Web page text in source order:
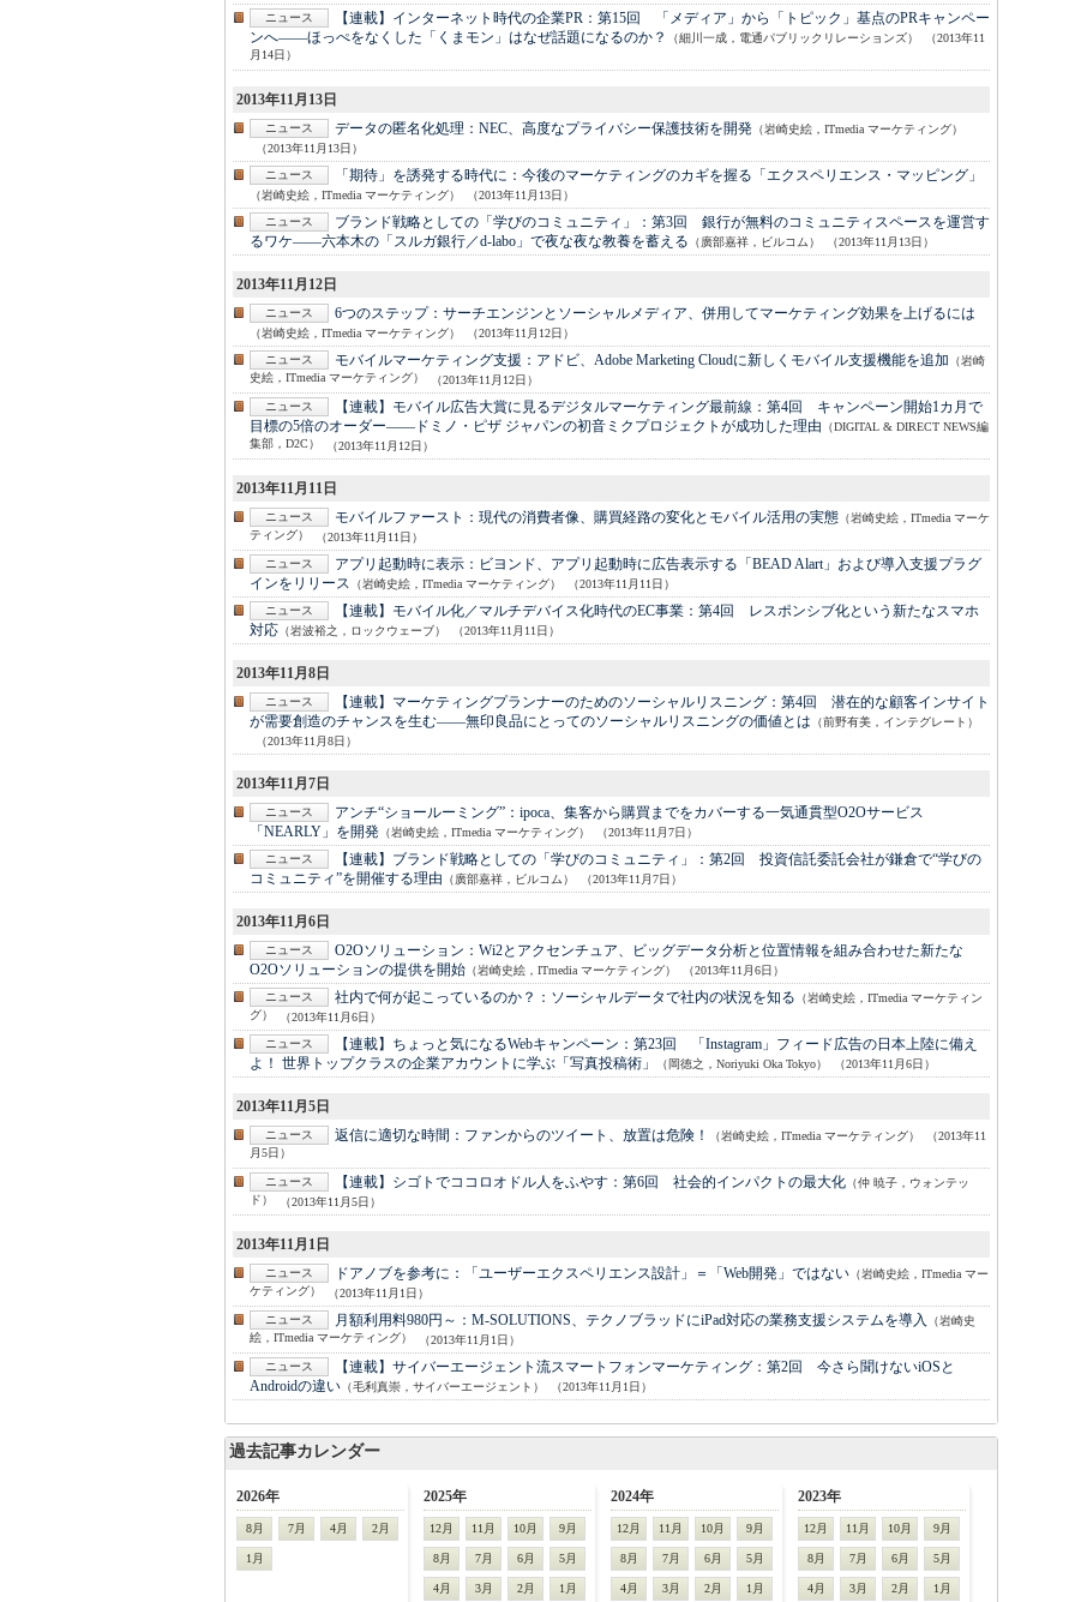
ニュース
【連載】インターネット時代の企業PR： 第15回 「メディア」から「トピック」基点のPRキャンペー
ンへ――ほっぺをなくした「くまモン」はなぜ話題になるのか？
（細川一成，電通パブリックリレーションズ） （2013年11
月14日）
2013年11月13日
ニュース データの匿名化処理： NEC、高度なプライバシー保護技術を開発 （岩崎史絵，ITmedia マーケティング）
（2013年11月13日）
ニュース
「期待」を誘発する時代に： 今後のマーケティングのカギを握る「エクスペリエンス・マッピング」
（岩崎史絵，ITmedia マーケティング）
（2013年11月13日）
ニュース
ブランド戦略としての「学びのコミュニティ」： 第3回 銀行が無料のコミュニティスペースを運営す
るワケ――六本木の「スルガ銀行／d-labo」で夜な夜な教養を蓄える （廣部嘉祥，ビルコム） （2013年11月13日）
2013年11月12日
ニュース 6つのステップ： サーチエンジンとソーシャルメディア、併用してマーケティング効果を上げるには
（岩崎史絵，ITmedia マーケティング）
（2013年11月12日）
ニュース
モバイルマーケティング支援： アドビ、Adobe Marketing Cloudに新しくモバイル支援機能を追加 （岩崎
史絵，ITmedia マーケティング）
（2013年11月12日）
ニュース
【連載】モバイル広告大賞に見るデジタルマーケティング最前線： 第4回 キャンペーン開始1カ月で
目標の5倍のオーダー――ドミノ・ピザ ジャパンの初音ミクプロジェクトが成功した理由 （DIGITAL & DIRECT NEWS編
集部，D2C） （2013年11月12日）
2013年11月11日
ニュース モバイルファースト： 現代の消費者像、購買経路の変化とモバイル活用の実態 （岩崎史絵，ITmedia マーケ
ティング）
（2013年11月11日）
ニュース
アプリ起動時に表示： ビヨンド、アプリ起動時に広告表示する「BEAD Alart」および導入支援プラグ
インをリリース （岩崎史絵，ITmedia マーケティング）
（2013年11月11日）
ニュース
【連載】モバイル化／マルチデバイス化時代のEC事業： 第4回 レスポンシブ化という新たなスマホ
対応 （岩波裕之，ロックウェーブ） （2013年11月11日）
2013年11月8日
ニュース 【連載】マーケティングプランナーのためのソーシャルリスニング： 第4回 潜在的な顧客インサイト
が需要創造のチャンスを生む――無印良品にとってのソーシャルリスニングの価値とは （前野有美，インテグレート）
（2013年11月8日）
2013年11月7日
ニュース アンチ“ショールーミング”： ipoca、集客から購買までをカバーする一気通貫型O2Oサービス
「NEARLY」を開発 （岩崎史絵，ITmedia マーケティング）
（2013年11月7日）
ニュース
【連載】ブランド戦略としての「学びのコミュニティ」： 第2回 投資信託委託会社が鎌倉で“学びの
コミュニティ”を開催する理由 （廣部嘉祥，ビルコム） （2013年11月7日）
2013年11月6日
ニュース O2Oソリューション： Wi2とアクセンチュア、ビッグデータ分析と位置情報を組み合わせた新たな
O2Oソリューションの提供を開始 （岩崎史絵，ITmedia マーケティング）
（2013年11月6日）
ニュース
社内で何が起こっているのか？： ソーシャルデータで社内の状況を知る （岩崎史絵，ITmedia マーケティン
グ）
（2013年11月6日）
ニュース
【連載】ちょっと気になるWebキャンペーン： 第23回 「Instagram」フィード広告の日本上陸に備え
よ！ 世界トップクラスの企業アカウントに学ぶ「写真投稿術」
（岡徳之，Noriyuki Oka Tokyo） （2013年11月6日）
2013年11月5日
ニュース 返信に適切な時間： ファンからのツイート、放置は危険！ （岩崎史絵，ITmedia マーケティング） （2013年11
月5日）
ニュース 【連載】シゴトでココロオドル人をふやす： 第6回 社会的インパクトの最大化 （仲 暁子，ウォンテッ
ド） （2013年11月5日）
2013年11月1日
ニュース ドアノブを参考に： 「ユーザーエクスペリエンス設計」＝「Web開発」ではない （岩崎史絵，ITmedia マー
ケティング）
（2013年11月1日）
ニュース
月額利用料980円～： M-SOLUTIONS、テクノブラッドにiPad対応の業務支援システムを導入 （岩崎史
絵，ITmedia マーケティング）
（2013年11月1日）
ニュース
【連載】サイバーエージェント流スマートフォンマーケティング： 第2回 今さら聞けないiOSと
Androidの違い （毛利真崇，サイバーエージェント） （2013年11月1日）
過去記事カレンダー
2026年
8月 7月 4月 2月
1月
2025年
12月 11月 10月 9月
8月 7月 6月 5月
4月 3月 2月 1月
2024年
12月 11月 10月 9月
8月 7月 6月 5月
4月 3月 2月 1月
2023年
12月 11月 10月 9月
8月 7月 6月 5月
4月 3月 2月 1月